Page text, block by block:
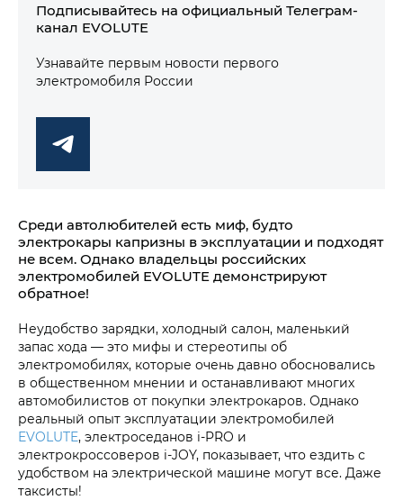
Подписывайтесь на официальный Телеграм-
канал EVOLUTE
Узнавайте первым новости первого
электромобиля России
Среди автолюбителей есть миф, будто
электрокары капризны в эксплуатации и подходят
не всем. Однако владельцы российских
электромобилей EVOLUTE демонстрируют
обратное!
Неудобство зарядки, холодный салон, маленький
запас хода — это мифы и стереотипы об
электромобилях, которые очень давно обосновались
в общественном мнении и останавливают многих
автомобилистов от покупки электрокаров. Однако
реальный опыт эксплуатации электромобилей
EVOLUTE, электроседанов i‑PRO и
электрокроссоверов i‑JOY, показывает, что ездить с
удобством на электрической машине могут все. Даже
таксисты!